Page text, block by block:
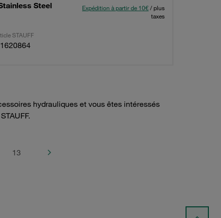
Steel
Expédition à partir de 10€/ plus
taxes
STAUFF
hydrauliques et vous êtes intéressés
13